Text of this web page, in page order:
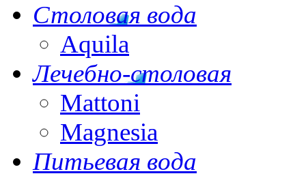
Столовая вода
Aquila
Лечебно-столовая
Mattoni
Magnesia
Питьевая вода